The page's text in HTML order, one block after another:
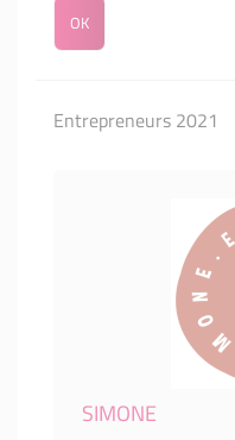
Entrepreneurs 2021
SIMONE